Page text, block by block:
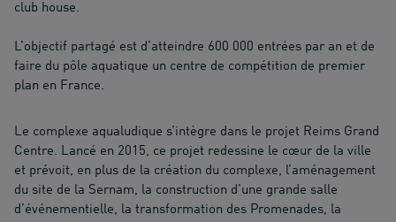
club house.
L’objectif partagé est d’atteindre 600 000 entrées par an et de
faire du pôle aquatique un centre de compétition de premier
plan en France.
Le complexe aqualudique s’intègre dans le projet Reims Grand
Centre. Lancé en 2015, ce projet redessine le cœur de la ville
et prévoit, en plus de la création du complexe, l’aménagement
du site de la Sernam, la construction d’une grande salle
d’événementielle, la transformation des Promenades, la